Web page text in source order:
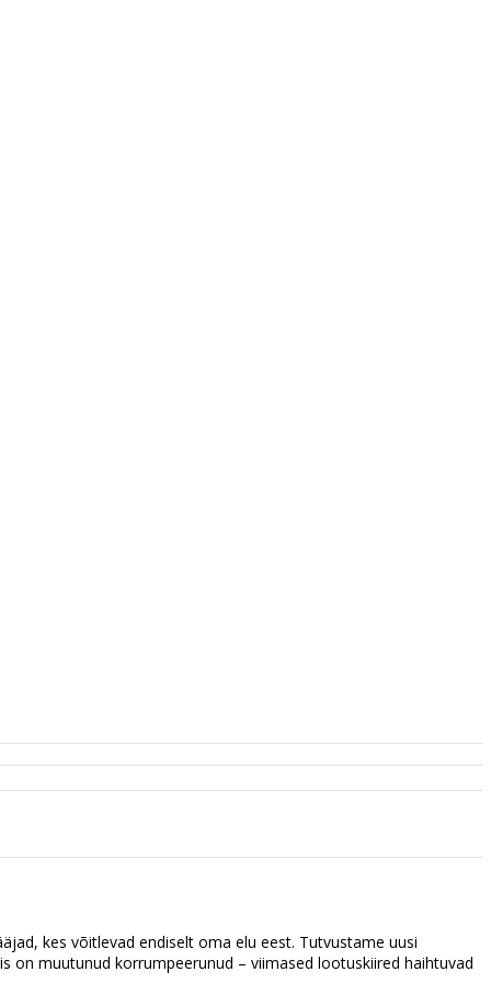
kes võitlevad endiselt oma elu eest. Tutvustame uusi
on muutunud korrumpeerunud – viimased lootuskiired haihtuvad